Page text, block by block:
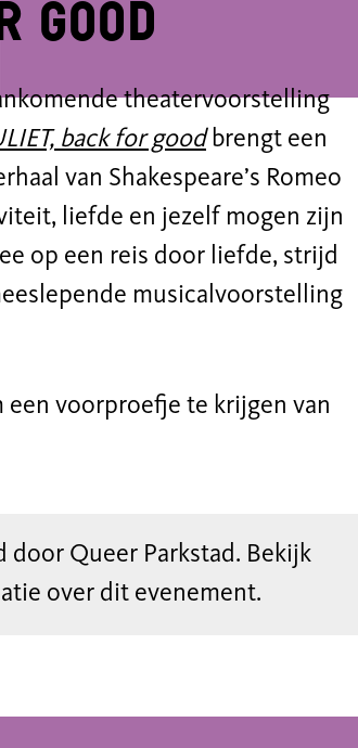
good
theatervoorstelling
back for good brengt een
van Shakespeare’s Romeo
liefde en jezelf mogen zijn
op een reis door liefde, strijd
musicalvoorstelling
een voorproefje te krijgen van
door Queer Parkstad. Bekijk
over dit evenement.